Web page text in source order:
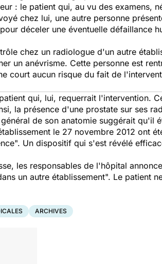
: le patient qui, au vu des examens,
chez lui, une autre personne
déceler une éventuelle défaillance
chez un radiologue d'un autre
un anévrisme. Cette personne est
court aucun risque du fait de
qui, lui, requerrait l'intervention.
la présence d'une prostate sur ses
de son anatomie suggérait qu'il
le 27 novembre 2012 ont
". Un dispositif qui s'est révélé
les responsables de l'hôpital
un autre établissement". Le patient
ARCHIVES